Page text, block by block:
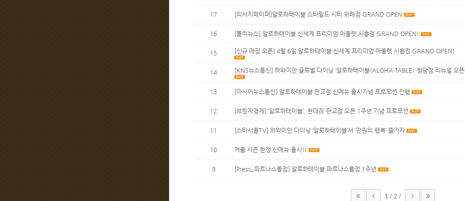
17 [리서치페이퍼]알로하테이블 스타필드 시티 위례점 GRAND OPEN
16 [폴리뉴스] 알로하테이블 신세계 프리미엄 아울렛 시흥점 GRAND OPEN!
15 [신규 매장 오픈] 4월 6일 알로하테이블 신세계 프리미엄 아울렛 시흥점 GRAND OPEN!
14 [KNS뉴스통신] 하와이안 글로벌 다이닝 ‘알로하테이블(ALOHA TABLE)’ 청담점 리뉴얼 오픈
13 [아시아뉴스통신] 알로하테이블 판교점 신메뉴 출시기념 프로모션 진행
12 [브릿지경제] ‘알로하테이블’, 현대百 판교점 오픈 1주년 기념 프로모션
11 [스타서울TV] 하와이안 다이닝 ‘알로하테이블’서 ‘만원의 행복’ 즐기자
10 겨울 시즌 한정 신메뉴 출시!!
9 [Press_파르나스몰점] 알로하테이블 파르나스몰점 1주년
1 / 2 /